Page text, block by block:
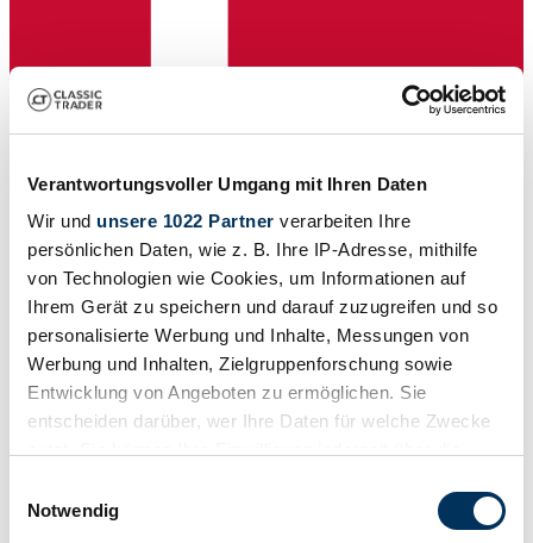
Verantwortungsvoller Umgang mit Ihren Daten
Wir und unsere 1022 Partner verarbeiten Ihre
persönlichen Daten, wie z. B. Ihre IP-Adresse, mithilfe
von Technologien wie Cookies, um Informationen auf
Ihrem Gerät zu speichern und darauf zuzugreifen und so
personalisierte Werbung und Inhalte, Messungen von
Werbung und Inhalten, Zielgruppenforschung sowie
Entwicklung von Angeboten zu ermöglichen. Sie
entscheiden darüber, wer Ihre Daten für welche Zwecke
Trigger Symbol ändern oder widerrufen
Notwendig
Karosserieform
Tachostand (abgelesen)
18.726 km
Leistung (kW/PS)
96 / 130